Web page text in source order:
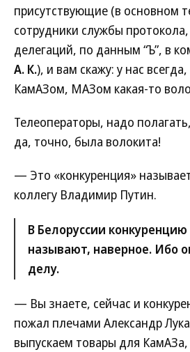
присутствующие (в основном
сотрудники службы
делегаций, по данным “Ъ”, в
А. К.), и вам скажу: у нас
КамАЗом, МАЗом какая-то
Телеоператоры, надо
да, точно, была волокита!
— Это «конкуренция»
коллегу Владимир Путин.
В Белоруссии
называют, наверное. Ибо
делу.
— Вы знаете, сейчас и
пожал плечами Александр
выпускаем товары для